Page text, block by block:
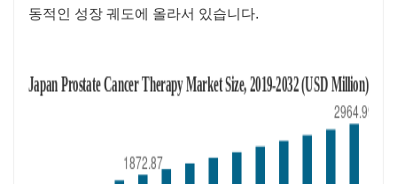
동적인 성장 궤도에 올라서 있습니다.